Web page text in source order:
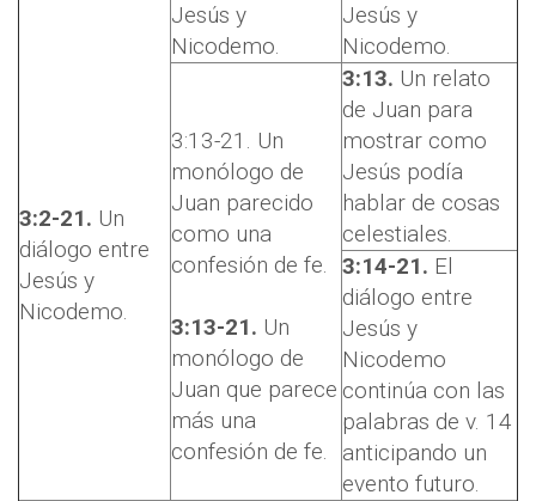
3:2-21. Un
diálogo entre
Jesús y
Nicodemo.
Jesús y
Nicodemo.
Jesús y
Nicodemo.
3:13-21. Un
monólogo de
Juan parecido
como una
confesión de fe.
3:13-21. Un
monólogo de
Juan que parece
más una
confesión de fe.
3:13. Un relato
de Juan para
mostrar como
Jesús podía
hablar de cosas
celestiales.
3:14-21. El
diálogo entre
Jesús y
Nicodemo
continúa con las
palabras de v. 14
anticipando un
evento futuro.